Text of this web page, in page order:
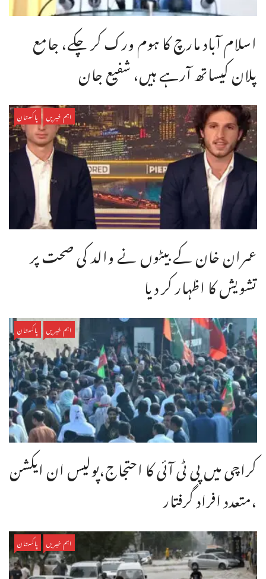
اسلام آباد مارچ کا ہوم ورک کر چکے، جامع
پلان کیساتھ آرہے ہیں، شفیع جان
اہم خبریں پاکستان
عمران خان کے بیٹوں نے والد کی صحت پر
تشویش کا اظہار کر دیا
اہم خبریں پاکستان
کراچی میں پی ٹی آئی کا احتجاج،پولیس ان ایکشن
،متعدد افراد گرفتار
اہم خبریں پاکستان